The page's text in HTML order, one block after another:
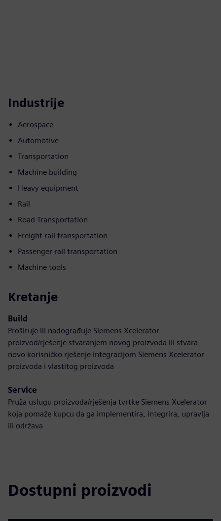
Industrije
Aerospace
Automotive
Transportation
Machine building
Heavy equipment
Rail
Road Transportation
Freight rail transportation
Passenger rail transportation
Machine tools
Kretanje
Build
Proširuje ili nadograđuje Siemens Xcelerator
proizvod/rješenje stvaranjem novog proizvoda ili stvara
novo korisničko rješenje integracijom Siemens Xcelerator
proizvoda i vlastitog proizvoda
Service
Pruža uslugu proizvoda/rješenja tvrtke Siemens Xcelerator
koja pomaže kupcu da ga implementira, integrira, upravlja
ili održava
Dostupni proizvodi